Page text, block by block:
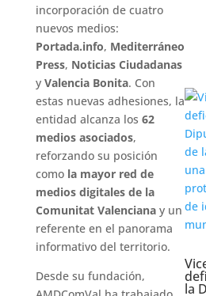
incorporación de cuatro
nuevos medios:
Portada.info, Mediterráneo
Press, Noticias Ciudadanas
y Valencia Bonita. Con
estas nuevas adhesiones, la
entidad alcanza los 62
medios asociados,
reforzando su posición
como la mayor red de
medios digitales de la
Comunitat Valencianay un
referente en el panorama
informativo del territorio.
Desde su fundación,
la